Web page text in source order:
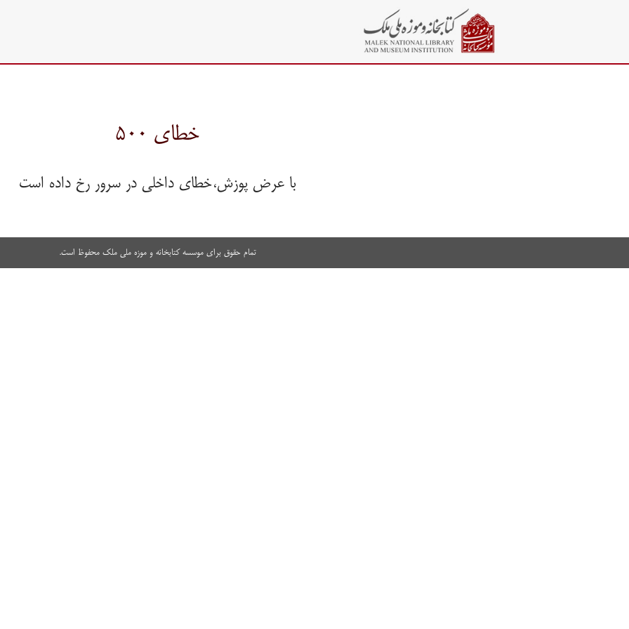
خطای ۵۰۰
با عرض پوزش،خطای داخلی در سرور رخ داده است
تمام حقوق برای موسسه کتابخانه و موزه ملی ملک محفوظ است.